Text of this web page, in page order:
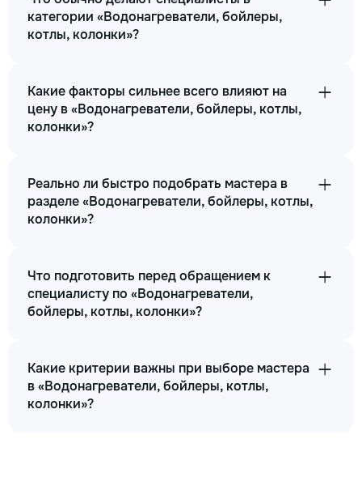
категории «Водонагреватели, бойлеры,
котлы, колонки»?
Какие факторы сильнее всего влияют на
цену в «Водонагреватели, бойлеры, котлы,
колонки»?
Реально ли быстро подобрать мастера в
разделе «Водонагреватели, бойлеры, котлы,
колонки»?
Что подготовить перед обращением к
специалисту по «Водонагреватели,
бойлеры, котлы, колонки»?
Какие критерии важны при выборе мастера
в «Водонагреватели, бойлеры, котлы,
колонки»?